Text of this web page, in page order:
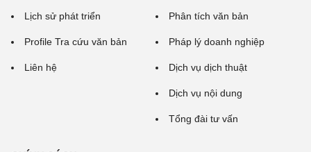
Lịch sử phát triển
Profile Tra cứu văn bản
Liên hệ
Phân tích văn bản
Pháp lý doanh nghiệp
Dịch vụ dịch thuật
Dịch vụ nội dung
Tổng đài tư vấn